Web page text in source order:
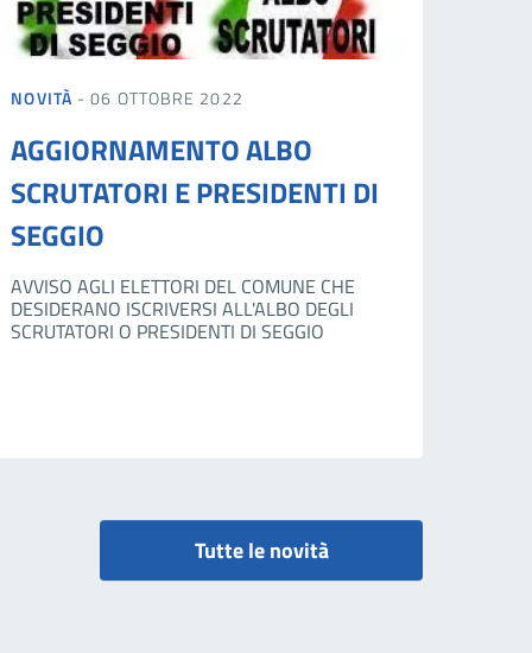
NOVITÀ - 06 OTTOBRE 2022
AGGIORNAMENTO ALBO
SCRUTATORI E PRESIDENTI DI
SEGGIO
AVVISO AGLI ELETTORI DEL COMUNE CHE
DESIDERANO ISCRIVERSI ALL'ALBO DEGLI
SCRUTATORI O PRESIDENTI DI SEGGIO
Tutte le novità